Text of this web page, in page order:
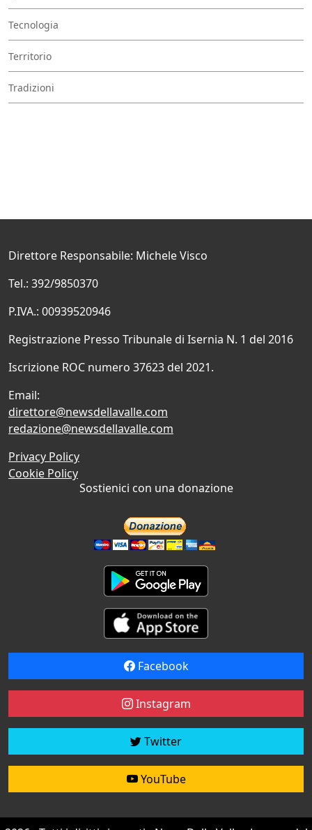
Tecnologia
Territorio
Tradizioni
Direttore Responsabile: Michele Visco
Tel.: 392/9850370
P.IVA.: 00939520946
Registrazione Presso Tribunale di Isernia N. 1 del 2016
Iscrizione ROC numero 37623 del 2021.
Email:
direttore@newsdellavalle.com
redazione@newsdellavalle.com
Privacy Policy
Cookie Policy
Sostienici con una donazione
Facebook
Instagram
Twitter
YouTube